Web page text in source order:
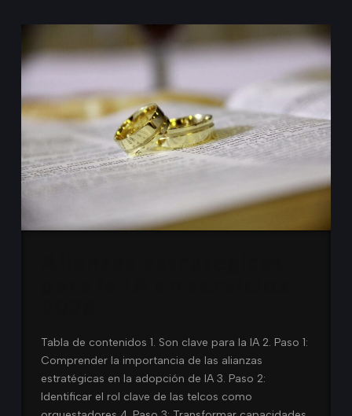
Tabla de contenidos 1. Son clave para la IA 2. Paso 1:
Comprender la importancia de las alianzas
estratégicas en la adopción de IA 3. Paso 2:
Identificar el rol clave de las telcos como